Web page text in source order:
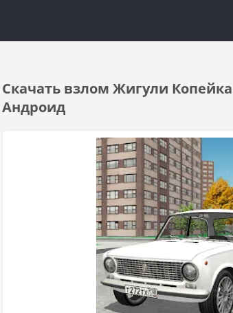
Скачать взлом Жигули
Андроид